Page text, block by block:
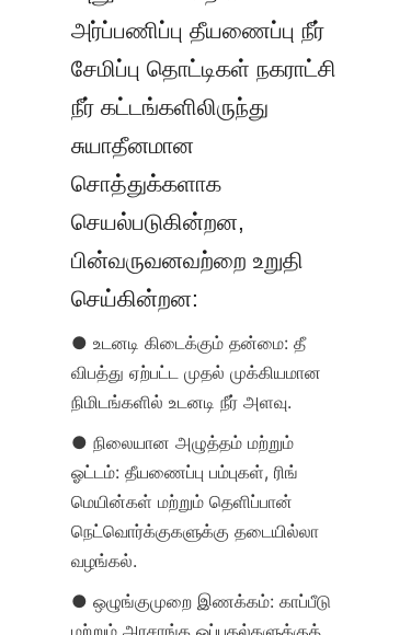
அர்ப்பணிப்பு தீயணைப்பு நீர்
சேமிப்பு தொட்டிகள் நகராட்சி
நீர் கட்டங்களிலிருந்து
சுயாதீனமான
சொத்துக்களாக
செயல்படுகின்றன,
பின்வருவனவற்றை உறுதி
செய்கின்றன:
● உடனடி கிடைக்கும் தன்மை: தீ
விபத்து ஏற்பட்ட முதல் முக்கியமான
நிமிடங்களில் உடனடி நீர் அளவு.
● நிலையான அழுத்தம் மற்றும்
ஓட்டம்: தீயணைப்பு பம்புகள், ரிங்
மெயின்கள் மற்றும் தெளிப்பான்
நெட்வொர்க்குகளுக்கு தடையில்லா
வழங்கல்.
● ஒழுங்குமுறை இணக்கம்: காப்பீடு
மற்றும் அரசாங்க ஒப்புதல்களுக்குத்